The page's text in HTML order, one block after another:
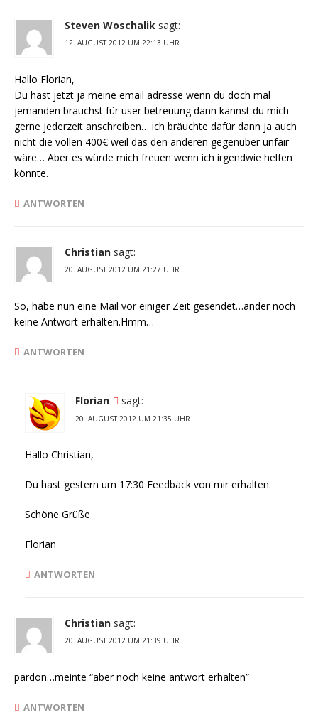
Steven Woschalik sagt:
12. AUGUST 2012 UM 22:13 UHR
Hallo Florian,
Du hast jetzt ja meine email adresse wenn du doch mal
jemanden brauchst für user betreuung dann kannst du mich
gerne jederzeit anschreiben… ich bräuchte dafür dann ja auch
nicht die vollen 400€ weil das den anderen gegenüber unfair
wäre… Aber es würde mich freuen wenn ich irgendwie helfen
könnte.
ANTWORTEN
Christian sagt:
20. AUGUST 2012 UM 21:27 UHR
So, habe nun eine Mail vor einiger Zeit gesendet…ander noch
keine Antwort erhalten.Hmm…
ANTWORTEN
Florian sagt:
20. AUGUST 2012 UM 21:35 UHR
Hallo Christian,
Du hast gestern um 17:30 Feedback von mir erhalten.
Schöne Grüße
Florian
ANTWORTEN
Christian sagt:
20. AUGUST 2012 UM 21:39 UHR
pardon…meinte “aber noch keine antwort erhalten”
ANTWORTEN